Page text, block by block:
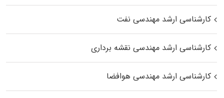
کارشناسی ارشد مهندسی نفت
کارشناسی ارشد مهندسی نقشه برداری
کارشناسی ارشد مهندسی هوافضا